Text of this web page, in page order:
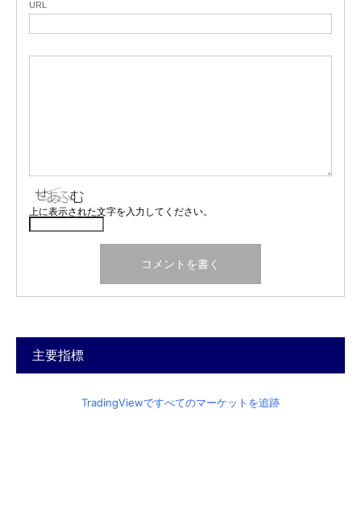
URL
上に表示された文字を入力してください。
主要指標
TradingViewですべてのマーケットを追跡